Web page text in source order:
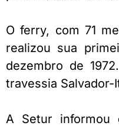
O ferry, com 71
realizou sua
dezembro de
travessia Salvador-
A Setur informou